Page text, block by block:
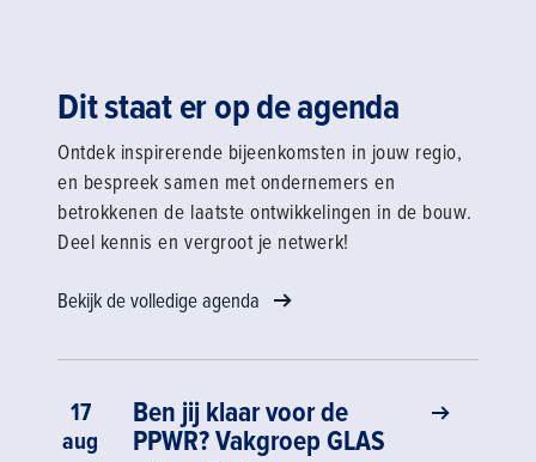
Dit staat er op de agenda
Ontdek inspirerende bijeenkomsten in jouw regio,
en bespreek samen met ondernemers en
betrokkenen de laatste ontwikkelingen in de bouw.
Deel kennis en vergroot je netwerk!
Bekijk de volledige agenda
17
aug
Ben jij klaar voor de
PPWR? Vakgroep GLAS